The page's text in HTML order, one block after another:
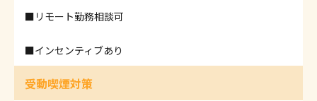
■リモート勤務相談可
■インセンティブあり
受動喫煙対策